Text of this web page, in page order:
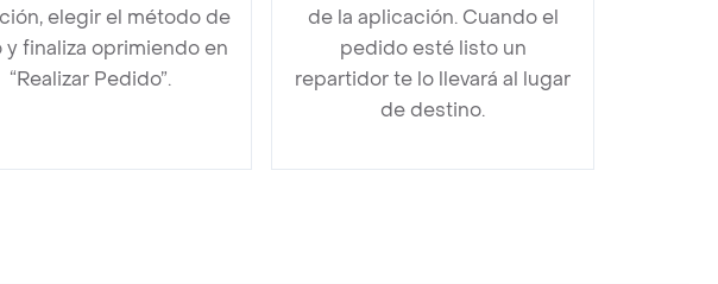
elegir el método de
y finaliza oprimiendo en
“Realizar Pedido”.
de la aplicación. Cuando el
pedido esté listo un
repartidor te lo llevará al lugar
de destino.